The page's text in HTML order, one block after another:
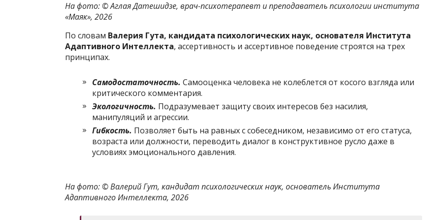
На фото: ©Аглая Датешидзе, врач-психотерапевт и преподаватель психологии института
«Маяк», 2026
По словам Валерия Гута, кандидата психологических наук, основателя Института
Адаптивного Интеллекта, ассертивность и ассертивное поведение строятся на трех
принципах.
Самодостаточность. Самооценка человека не колеблется от косого взгляда или
критического комментария.
Экологичность. Подразумевает защиту своих интересов без насилия,
манипуляций и агрессии.
Гибкость. Позволяет быть на равных с собеседником, независимо от его статуса,
возраста или должности, переводить диалог в конструктивное русло даже в
условиях эмоционального давления.
На фото: ©Валерий Гут, кандидат психологических наук, основатель Института
Адаптивного Интеллекта, 2026